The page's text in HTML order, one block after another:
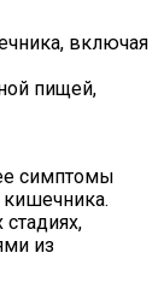
включая
пищей,
симптомы
кишечника.
из